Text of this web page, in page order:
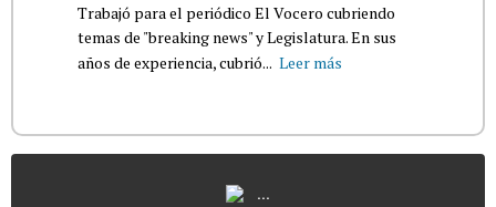
Trabajó para el periódico El Vocero cubriendo
temas de "breaking news" y Legislatura. En sus
años de experiencia, cubrió... Leer más
...